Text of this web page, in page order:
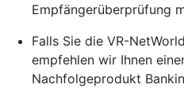
Empfängerüberprüfung
Falls Sie die VR-
empfehlen wir Ihnen
Nachfolgeprodukt